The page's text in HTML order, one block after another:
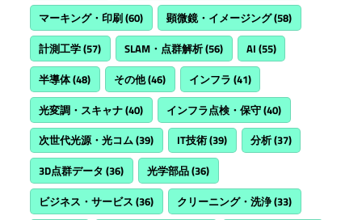
マーキング・印刷(60) 顕微鏡・イメージング(58)
計測工学(57) SLAM・点群解析(56) AI (55)
半導体(48) その他(46) インフラ (41)
光変調・スキャナ(40) インフラ点検・保守(40)
次世代光源・光コム(39) IT技術(39) 分析(37)
3D点群データ (36) 光学部品(36)
ビジネス・サービス (36) クリーニング・洗浄(33)